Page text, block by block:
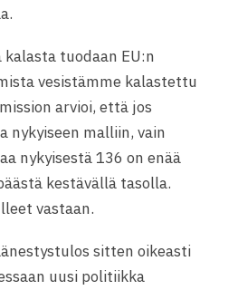
tuodaan EU:n
vesistämme kalastettu
arvioi, että jos
nykyiseen malliin, vain
nykyisestä 136 on enää
kestävällä tasolla.
vastaan.
sitten oikeasti
uusi politiikka